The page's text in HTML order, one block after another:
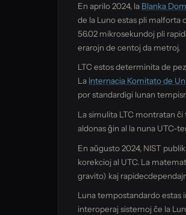
En aprilo 2024, la Blanka
de la Luno estas pli malforta
56.02 mikrosekundoj pli
erarojn de centoj da metroj.
LTC estos determinita de
La Internacia Komitato de
por standardigi lunan
La simulita LTC montratan
aldonas ĝin al la nuna UTC-
En aŭgusto 2024, NIST
korekcioj al UTC. La
gravito) kaj
Luna tempostandardo estas
interoperaj sistemoj ĉe la